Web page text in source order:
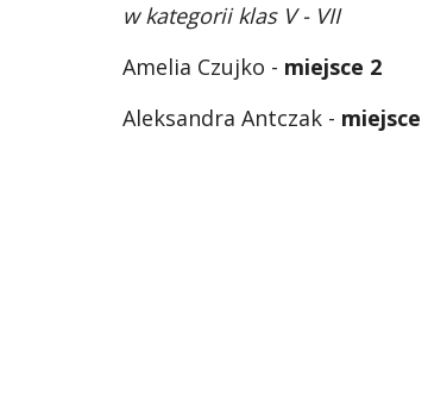
w kategorii klas V - VII
Amelia Czujko - miejsce 2
Aleksandra Antczak - miejsce